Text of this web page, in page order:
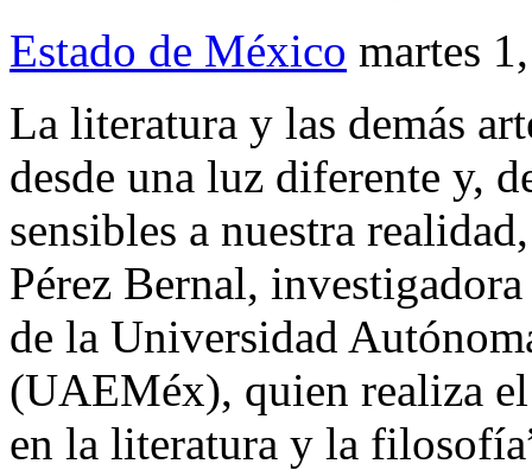
Estado de México martes
La literatura y las demás
desde una luz diferente y,
sensibles a nuestra
Pérez Bernal,
de la Universidad
(UAEMéx), quien realiza
en la literatura y la